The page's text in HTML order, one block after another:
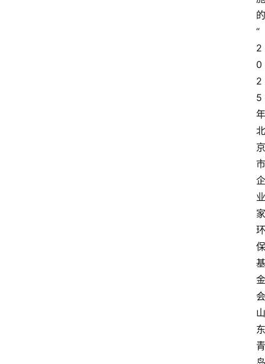
的
“
2
0
2
5
年
北
京
市
企
业
家
环
保
基
金
会
山
东
青